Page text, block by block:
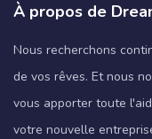
À propos de
Nous recherchons
de vos rêves. Et nous
vous apporter toute
votre nouvelle